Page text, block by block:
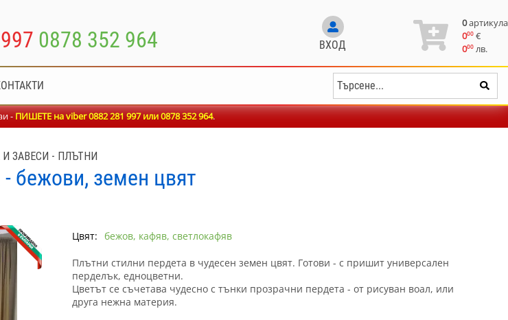
0878 352 964 ВХОД
0артикула
000 €
000 лв.
-ПИШЕТЕ на viber 0882 281 997 или0878 352 964.
И ЗАВЕСИ - ПЛЪТНИ
бежови, земен цвят
Цвят: бежов, кафяв, светлокафяв
Плътни стилни пердета в чудесен земен цвят. Готови - с пришит универсален
перделък, едноцветни.
Цветът се съчетава чудесно с тънки прозрачни пердета - от рисуван воал, или
друга нежна материя.